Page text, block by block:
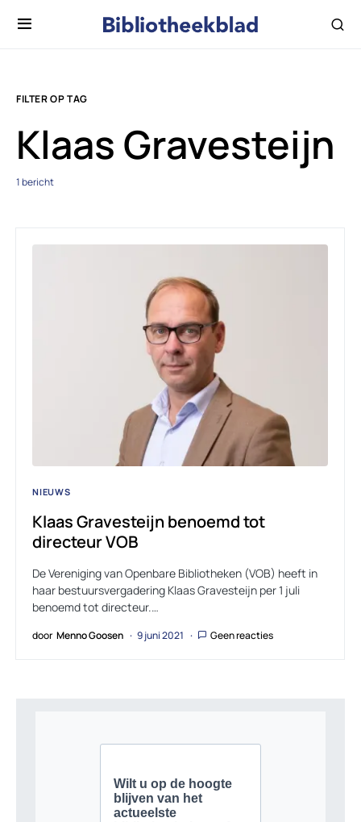
FILTER OP TAG
Klaas Gravesteijn
1 bericht
NIEUWS
Klaas Gravesteijn benoemd tot
directeur VOB
De Vereniging van Openbare Bibliotheken (VOB) heeft in
haar bestuursvergadering Klaas Gravesteijn per 1 juli
benoemd tot directeur.…
door Menno Goosen 9 juni 2021 Geen reacties